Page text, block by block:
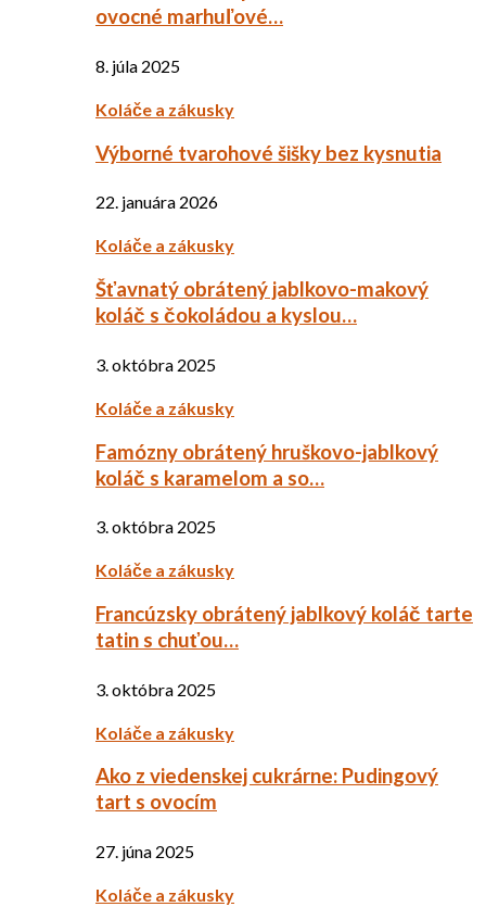
ovocné marhuľové…
8. júla 2025
Koláče a zákusky
Výborné tvarohové šišky bez kysnutia
22. januára 2026
Koláče a zákusky
Šťavnatý obrátený jablkovo-makový
koláč s čokoládou a kyslou…
3. októbra 2025
Koláče a zákusky
Famózny obrátený hruškovo-jablkový
koláč s karamelom a so…
3. októbra 2025
Koláče a zákusky
Francúzsky obrátený jablkový koláč tarte
tatin s chuťou…
3. októbra 2025
Koláče a zákusky
Ako z viedenskej cukrárne: Pudingový
tart s ovocím
27. júna 2025
Koláče a zákusky